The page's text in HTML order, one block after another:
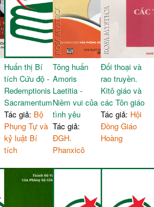
Huấn thị Bí
tích Cứu độ -
Redemptionis
Sacramentum
Tác giả: Bộ
Phụng Tự và
kỷ luật Bí
tích
Tông huấn
Amoris
Laetitia -
Niềm vui của
tình yêu
Tác giả:
ĐGH.
Phanxicô
Đối thoại và
rao truyền.
Kitô giáo và
các Tôn giáo
Tác giả: Hội
Đồng Giáo
Hoàng